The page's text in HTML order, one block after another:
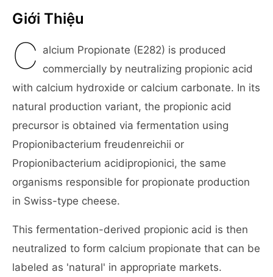
Giới Thiệu
C alcium Propionate (E282) is produced
commercially by neutralizing propionic acid
with calcium hydroxide or calcium carbonate. In its
natural production variant, the propionic acid
precursor is obtained via fermentation using
Propionibacterium freudenreichii or
Propionibacterium acidipropionici, the same
organisms responsible for propionate production
in Swiss-type cheese.
This fermentation-derived propionic acid is then
neutralized to form calcium propionate that can be
labeled as 'natural' in appropriate markets.